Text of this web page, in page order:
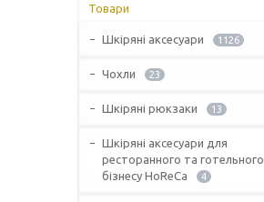
Товари
Шкіряні аксесуари 1126
Чохли 23
Шкіряні рюкзаки 13
Шкіряні аксесуари для
ресторанного та готельного
бізнесу HoReCa
4